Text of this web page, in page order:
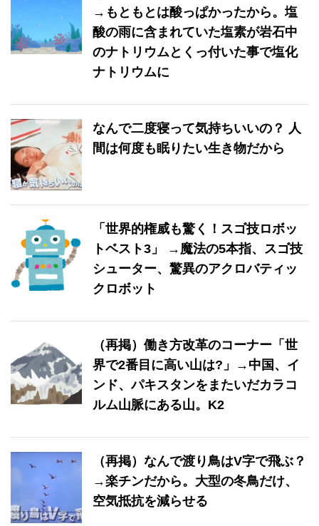
→もともとは酸っぱかったから。塩
酸の雨に含まれていた塩素が岩石中
のナトリウムとくっ付いた事で塩化
ナトリウムに
なんで二度寝って気持ちいいの？ 人
間は何度も眠りたい生き物だから
「世界的権威も驚く！スゴ技ロボッ
トベスト3」 →魔法の5本指、スゴ技
シューター、驚異のアクロバティッ
クロボット
（再掲）働き方改革のコーナー「世
界で2番目に高い山は?」→中国、イ
ンド、パキスタンをまたいだカラコ
ルム山脈にある山。K2
（再掲）なんで渡り鳥はV字で飛ぶ？
→楽チンだから。大型の冬鳥だけ、
空気抵抗を減らせる